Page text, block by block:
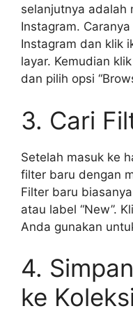
selanjutnya adalah
Instagram.
Instagram dan klik
layar. Kemudian
dan pilih opsi
3. Cari
Setelah masuk ke
filter baru dengan
Filter baru
atau label “New”.
Anda gunakan
4.
ke